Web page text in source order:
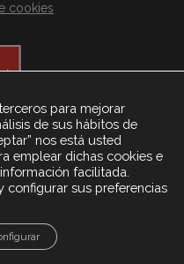
cookies
para mejorar
de sus hábitos de
nos está usted
emplear dichas cookies e
facilitada.
configurar sus preferencias